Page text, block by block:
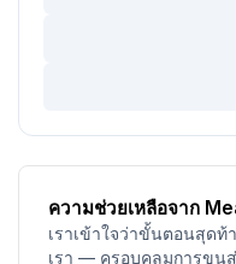
ความช่วยเหลือจาก
เราเข้าใจว่าขั้นตอนสุด
เรา — ครอบคลุมการขน